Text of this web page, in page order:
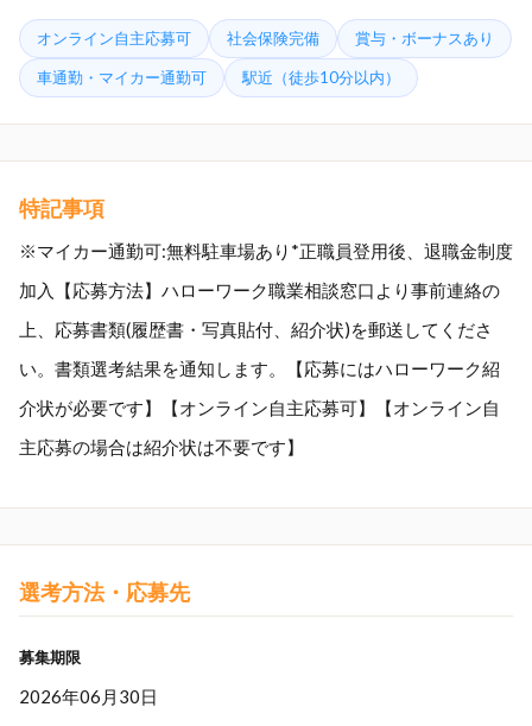
オンライン自主応募可 社会保険完備 賞与・ボーナスあり
車通勤・マイカー通勤可 駅近（徒歩10分以内）
特記事項
※マイカー通勤可:無料駐車場あり*正職員登用後、退職金制度
加入【応募方法】ハローワーク職業相談窓口より事前連絡の
上、応募書類(履歴書・写真貼付、紹介状)を郵送してくださ
い。書類選考結果を通知します。【応募にはハローワーク紹
介状が必要です】【オンライン自主応募可】【オンライン自
主応募の場合は紹介状は不要です】
選考方法・応募先
募集期限
2026年06月30日